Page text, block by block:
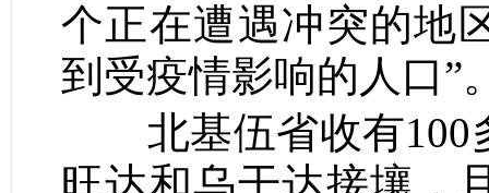
个正在遭遇冲突的地
到受疫情影响的人口”
北基伍省收有100